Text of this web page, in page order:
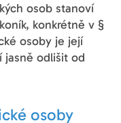
osob stanoví
konkrétně v §
osoby je její
odlišit od
osoby